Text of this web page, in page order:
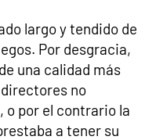
largo y tendido de
Por desgracia,
una calidad más
no
o por el contrario la
a tener su